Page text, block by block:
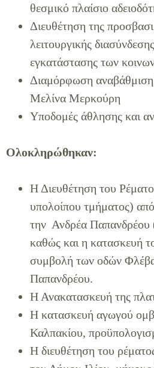
θεσμικό πλαίσιο
Διευθέτηση της
λειτουργικής
εγκατάστασης των
Διαμόρφωση αναβάθμιση
Μελίνα Μερκούρη
Υποδομές άθλησης και
Ολοκληρώθηκαν:
Η Διευθέτηση του
υπολοίπου τμήματος)
την Ανδρέα Παπανδρέου
καθώς και η κατασκευή
συμβολή των οδών
Παπανδρέου.
Η Ανακατασκευή της
Η κατασκευή αγωγού
Καλπακίου,
Η διευθέτηση του